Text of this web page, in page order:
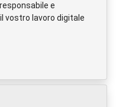
e
vostro lavoro digitale